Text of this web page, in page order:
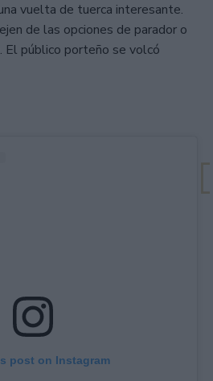
vuelta de tuerca interesante.
de las opciones de parador o
El público porteño se volcó
post on Instagram